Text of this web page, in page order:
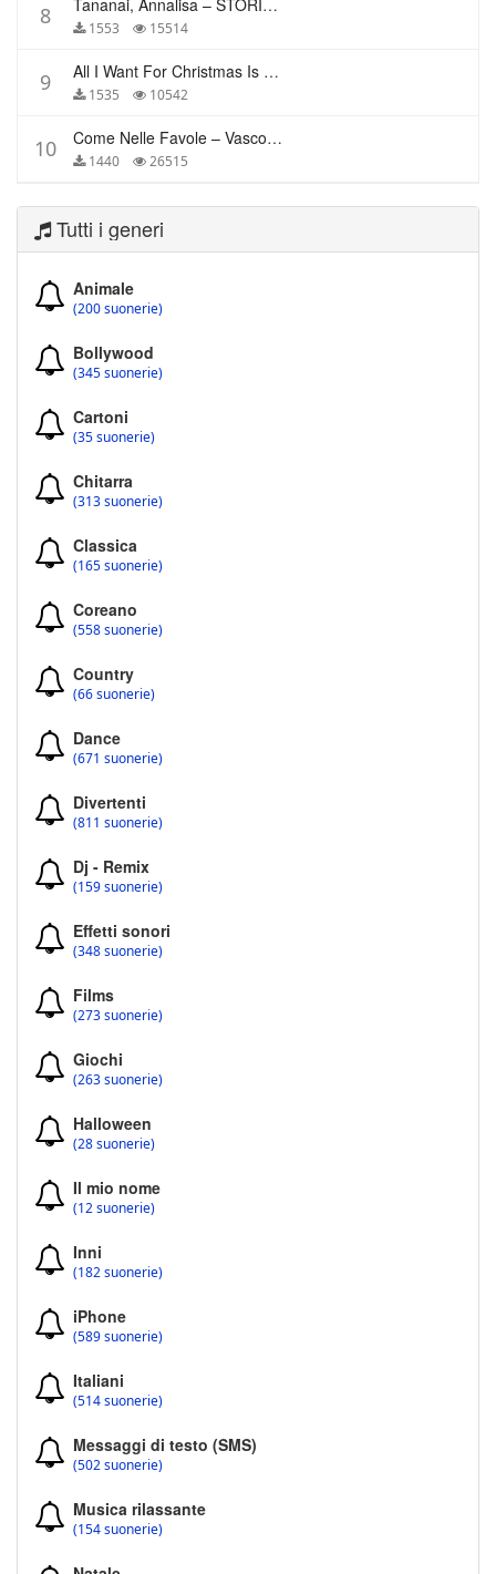
8 Tananai, Annalisa – STORIE BREVI
1553 15514
9 All I Want For Christmas Is You – Mariah Carey
1535 10542
10 Come Nelle Favole – Vasco Rossi
1440 26515
Tutti i generi
Animale
(200 suonerie)
Bollywood
(345 suonerie)
Cartoni
(35 suonerie)
Chitarra
(313 suonerie)
Classica
(165 suonerie)
Coreano
(558 suonerie)
Country
(66 suonerie)
Dance
(671 suonerie)
Divertenti
(811 suonerie)
Dj - Remix
(159 suonerie)
Effetti sonori
(348 suonerie)
Films
(273 suonerie)
Giochi
(263 suonerie)
Halloween
(28 suonerie)
Il mio nome
(12 suonerie)
Inni
(182 suonerie)
iPhone
(589 suonerie)
Italiani
(514 suonerie)
Messaggi di testo (SMS)
(502 suonerie)
Musica rilassante
(154 suonerie)